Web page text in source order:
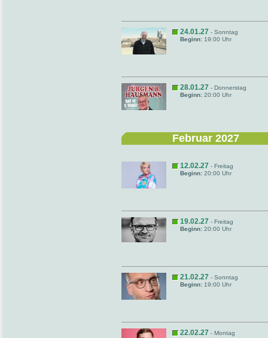
24.01.27 - Sonntag
Beginn: 19:00 Uhr
28.01.27 - Donnerstag
Beginn: 20:00 Uhr
Februar 2027
12.02.27 - Freitag
Beginn: 20:00 Uhr
19.02.27 - Freitag
Beginn: 20:00 Uhr
21.02.27 - Sonntag
Beginn: 19:00 Uhr
22.02.27 - Montag